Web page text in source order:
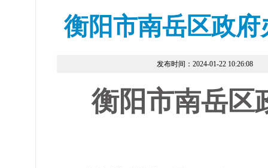
衡阳市南岳区政
发布时间：2024-01-22 10:26:08
衡阳市南岳区